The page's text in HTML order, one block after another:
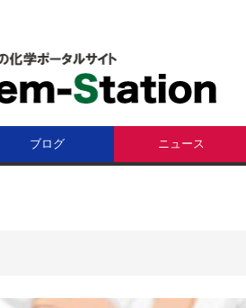
ブログ ニュース